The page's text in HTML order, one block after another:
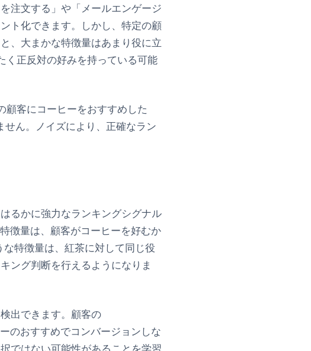
注文する」や「メールエンゲージ
ト化できます。しかし、特定の顧
、大まかな特徴量はあまり役に立
く正反対の好みを持っている可能
顧客にコーヒーをおすすめした
ん。ノイズにより、正確なラン
るかに強力なランキングシグナル
徴量は、顧客がコーヒーを好むか
な特徴量は、紅茶に対して同じ役
ング判断を行えるようになりま
出できます。顧客の
のおすすめでコンバージョンしな